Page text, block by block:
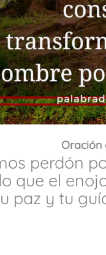
Oración
perdón
que el
paz y tu